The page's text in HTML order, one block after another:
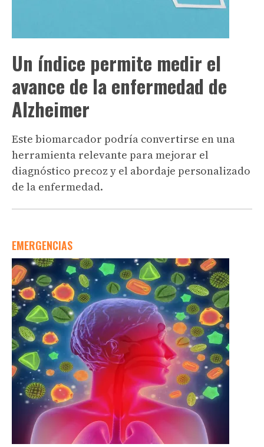
Un índice permite medir el
avance de la enfermedad de
Alzheimer
Este biomarcador podría convertirse en una
herramienta relevante para mejorar el
diagnóstico precoz y el abordaje personalizado
de la enfermedad.
EMERGENCIAS